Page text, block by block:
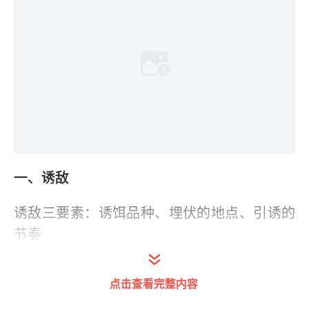
一、诱敌
诱敌三要素：诱饵品种、埋伏的地点、引诱的
节奏
点击查看完整内容